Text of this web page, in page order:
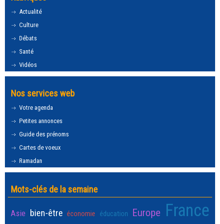
Actualité
Culture
Débats
Santé
Vidéos
Nos services web
Votre agenda
Petites annonces
Guide des prénoms
Cartes de voeux
Ramadan
Mots-clés de la semaine
Asie bien-être économie éducation Europe France